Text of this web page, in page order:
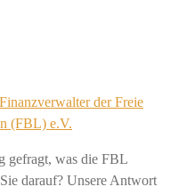
der Freie
(FBL) e.V.
gefragt, was die FBL
darauf? Unsere Antwort